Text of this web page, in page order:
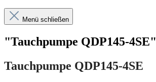
Menü schließen
"Tauchpumpe QDP145-4SE"
Tauchpumpe QDP145-4SE